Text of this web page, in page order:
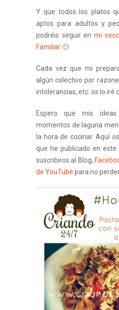
Y que todos los platos
aptos para adultos y
podréis seguir en mi
Familiar 🙂
Cada vez que mi
algún colectivo por
intolerancias, etc. os lo iré
Espero que mis
momentos de laguna
la hora de cocinar. Aquí
que he publicado en
suscribiros al Blog,
de YouTube para no